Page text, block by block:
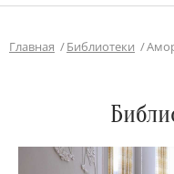
Главная Библиотеки